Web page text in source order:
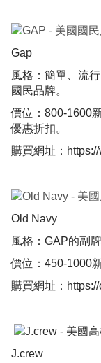
Gap
風格：簡單、流
國民品牌。
價位：800-1600
優惠折扣。
購買網址：
Old Navy
風格：GAP的副
價位：450-1000
購買網址：
J.crew